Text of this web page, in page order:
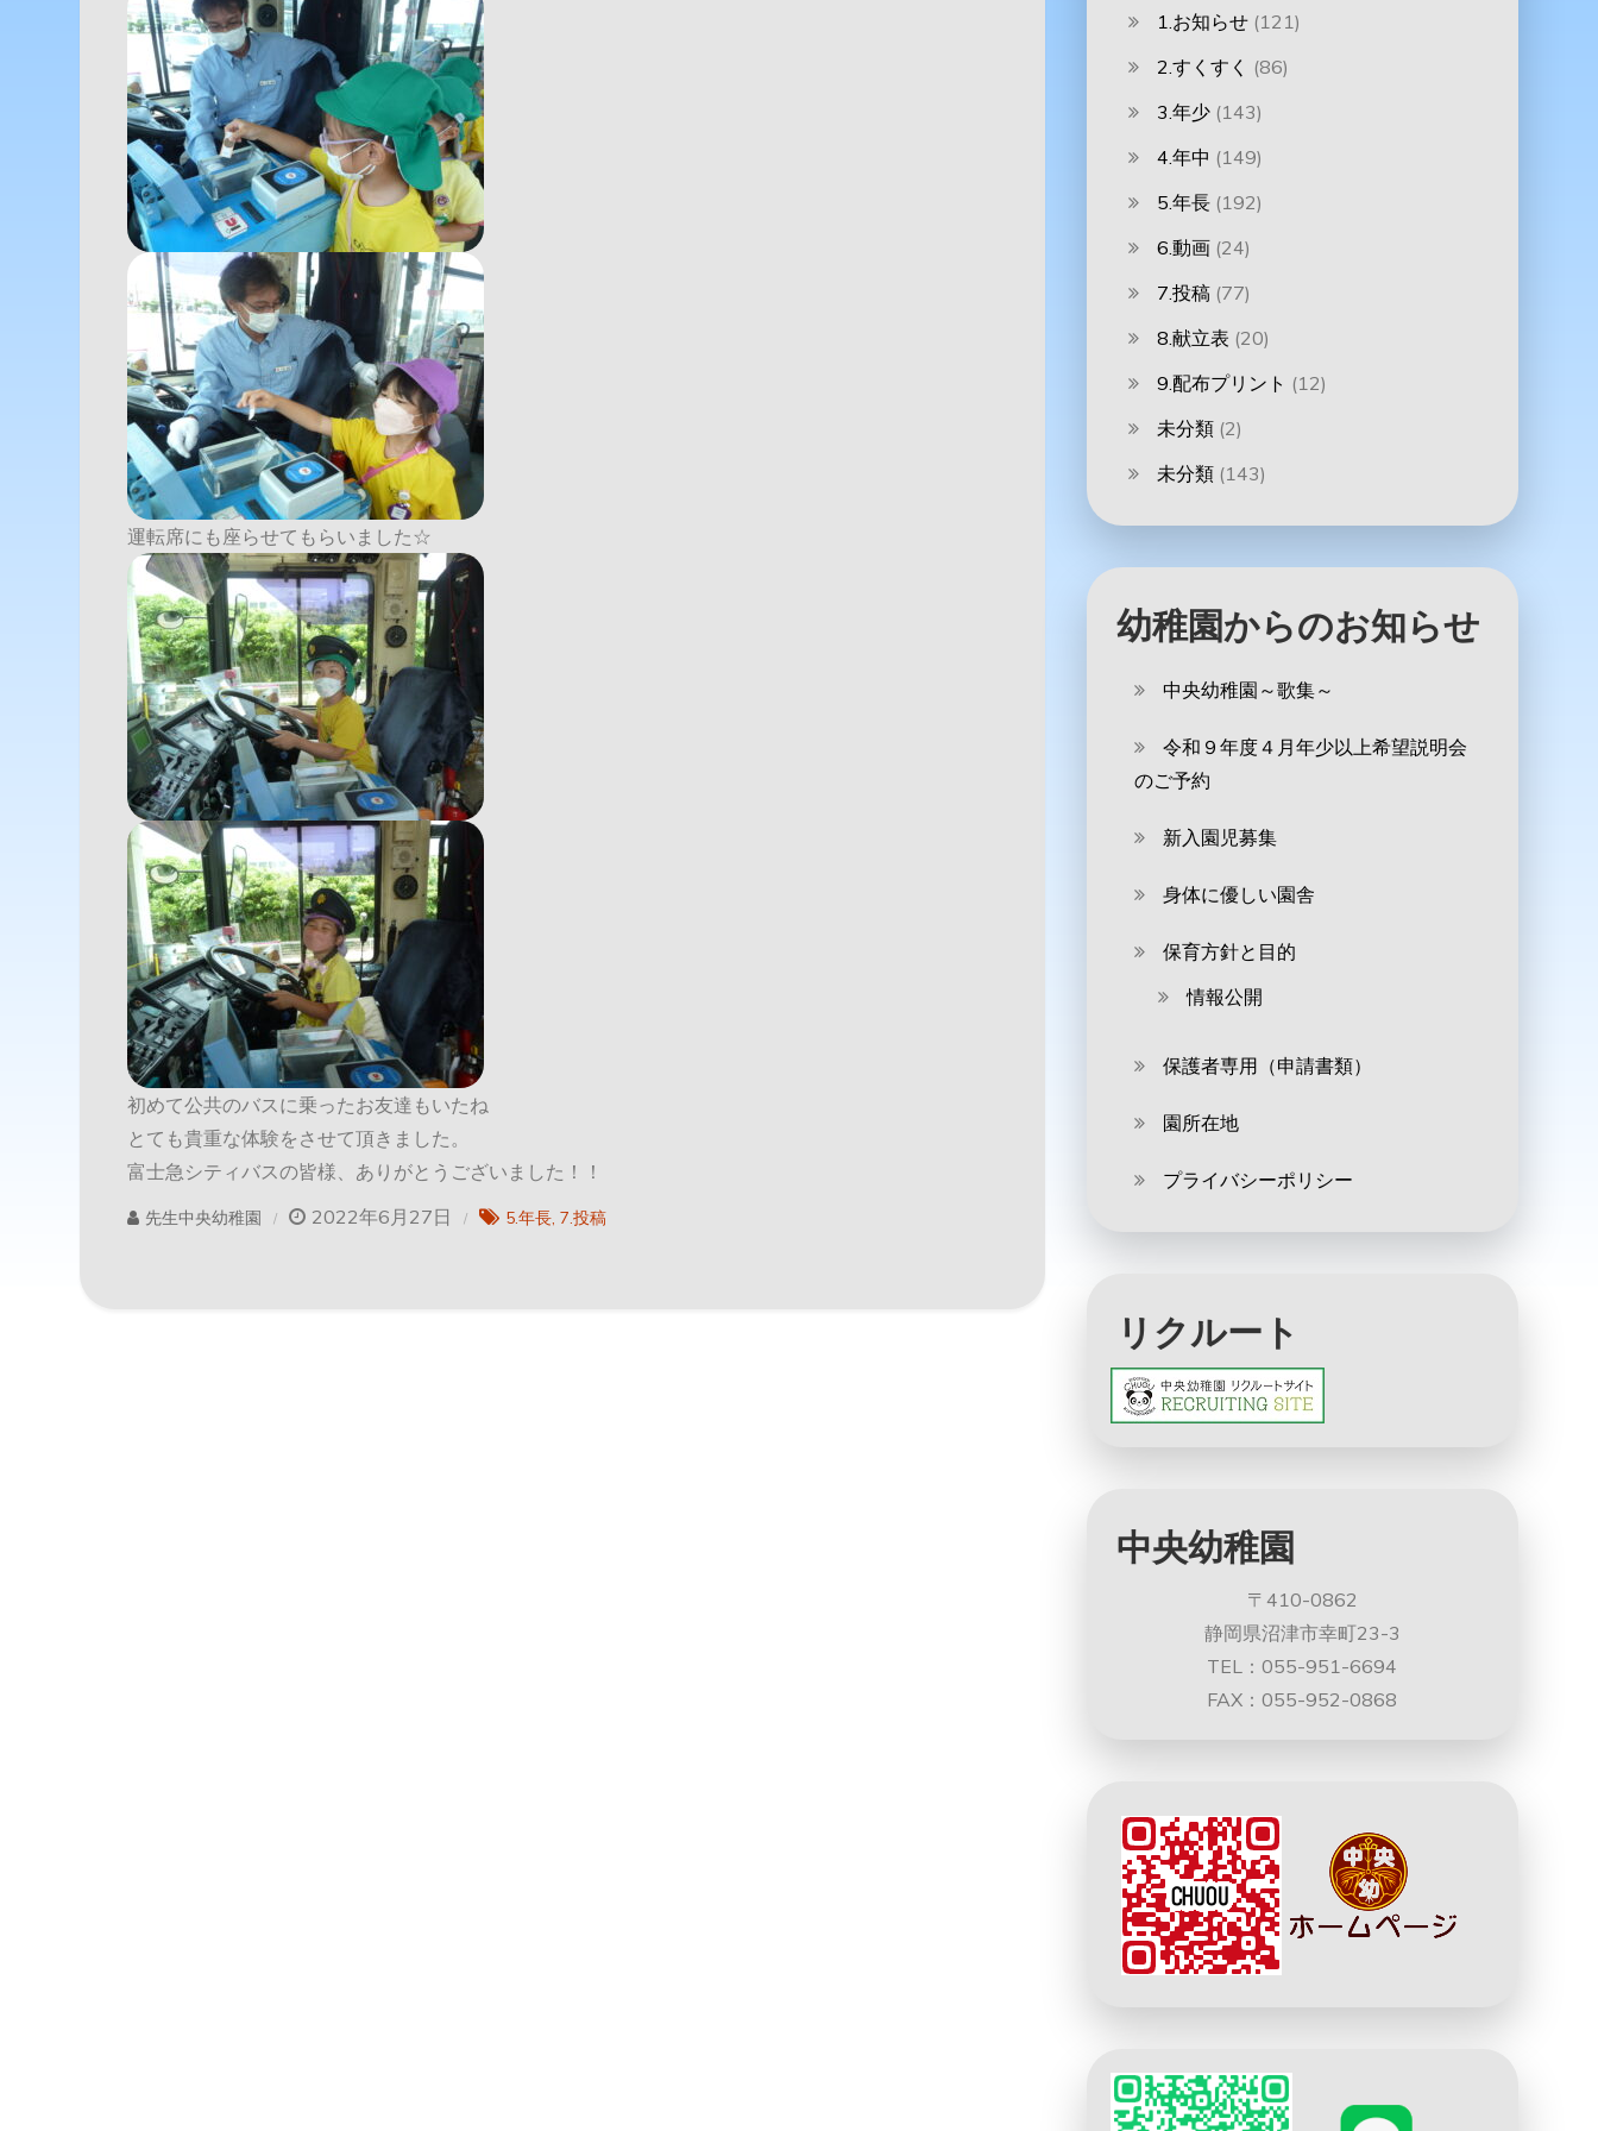
運転席にも座らせてもらいました☆
初めて公共のバスに乗ったお友達もいたね
とても貴重な体験をさせて頂きました。
富士急シティバスの皆様、ありがとうございました！！
先生中央幼稚園 2022年6月27日 5.年長 7.投稿
1.お知らせ(121)
2.すくすく (86)
3.年少(143)
4.年中 (149)
5.年長(192)
6.動画(24)
7.投稿(77)
8.献立表 (20)
9.配布プリント (12)
未分類(2)
未分類(143)
幼稚園からのお知らせ
中央幼稚園～歌集～
令和９年度４月年少以上希望説明会
のご予約
新入園児募集
身体に優しい園舎
保育方針と目的
情報公開
保護者専用（申請書類）
園所在地
プライバシーポリシー
リクルート
中央幼稚園
〒410-0862
静岡県沼津市幸町23-3
TEL：055-951-6694
FAX：055-952-0868